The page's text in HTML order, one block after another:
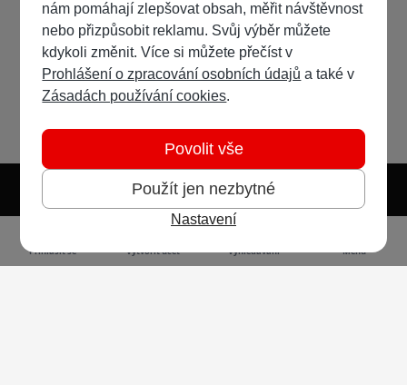
Světlý režim Předvolba systému
Přihlásit se Vytvořit účet Vyhledávání Menu
nám pomáhají zlepšovat obsah, měřit návštěvnost
nebo přizpůsobit reklamu. Svůj výběr můžete
kdykoli změnit. Více si můžete přečíst v
Prohlášení o zpracování osobních údajů a také v
Zásadách používání cookies.
Použít jen nezbytné
Povolit vše
Nastavení